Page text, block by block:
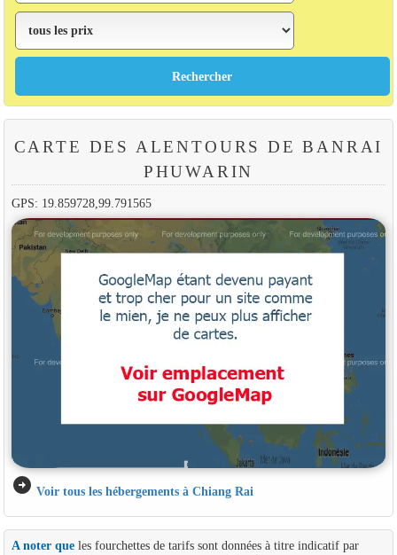
CARTE DES ALENTOURS DE BANRAI
PHUWARIN
GPS: 19.859728,99.791565
arrow_circle_right Voir tous les hébergements à Chiang Rai
A noter queles fourchettes de tarifs sont données à titre indicatif par